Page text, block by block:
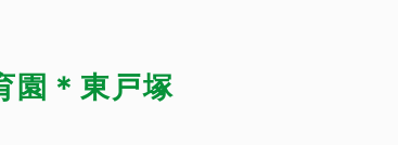
園＊東戸塚